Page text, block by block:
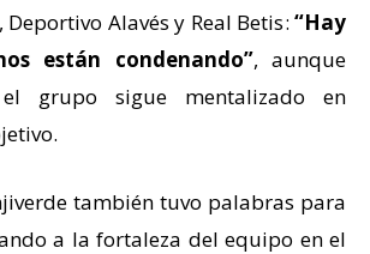
, Deportivo Alavés y Real Betis:“Hay
están condenando”, aunque
grupo sigue mentalizado en
también tuvo palabras para
a la fortaleza del equipo en el